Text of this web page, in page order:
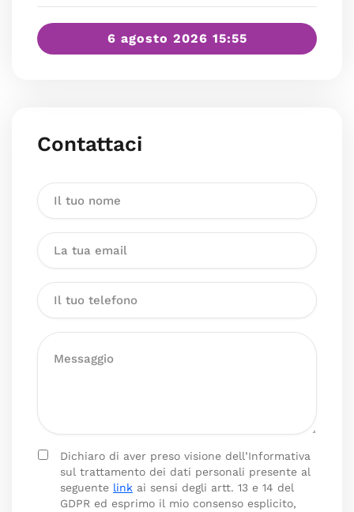
6 agosto 2026 15:55
Contattaci
Dichiaro di aver preso visione dell’Informativa
sul trattamento dei dati personali presente al
seguente link ai sensi degli artt. 13 e 14 del
GDPR ed esprimo il mio consenso esplicito,